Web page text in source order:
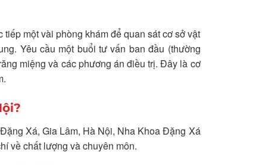
một vài phòng khám để quan sát cơ sở vật
Yêu cầu một buổi tư vấn ban đầu (thường
miệng và các phương án điều trị. Đây là cơ
Xá, Gia Lâm, Hà Nội, Nha Khoa Đặng Xá
về chất lượng và chuyên môn.